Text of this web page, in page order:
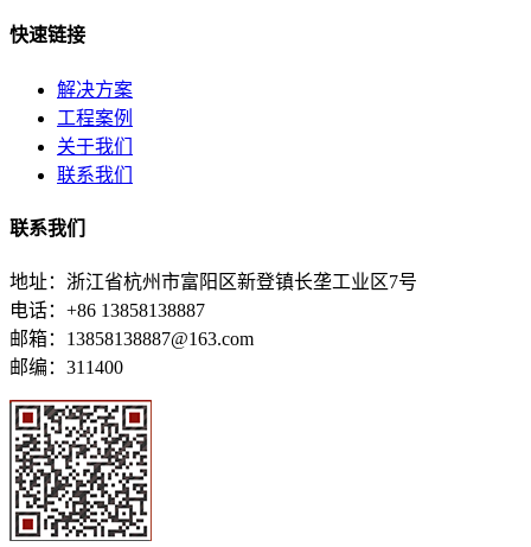
快速链接
解决方案
工程案例
关于我们
联系我们
联系我们
地址：浙江省杭州市富阳区新登镇长垄工业区7号
电话：+86 13858138887
邮箱：13858138887@163.com
邮编：311400